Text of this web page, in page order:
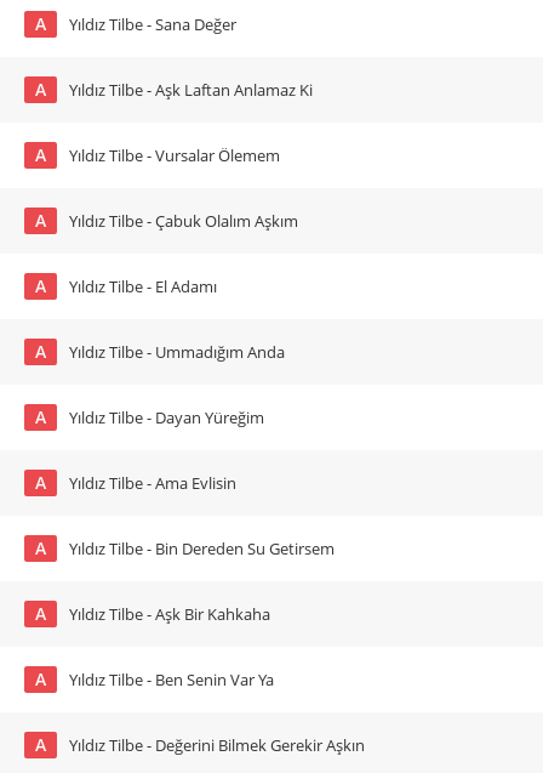
A Yıldız Tilbe - Sana Değer
A Yıldız Tilbe - Aşk Laftan Anlamaz Ki
A Yıldız Tilbe - Vursalar Ölemem
A Yıldız Tilbe - Çabuk Olalım Aşkım
A Yıldız Tilbe - El Adamı
A Yıldız Tilbe - Ummadığım Anda
A Yıldız Tilbe - Dayan Yüreğim
A Yıldız Tilbe - Ama Evlisin
A Yıldız Tilbe - Bin Dereden Su Getirsem
A Yıldız Tilbe - Aşk Bir Kahkaha
A Yıldız Tilbe - Ben Senin Var Ya
A Yıldız Tilbe - Değerini Bilmek Gerekir Aşkın